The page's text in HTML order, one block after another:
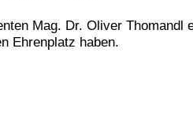
Mag. Dr. Oliver Thomandl
Ehrenplatz haben.